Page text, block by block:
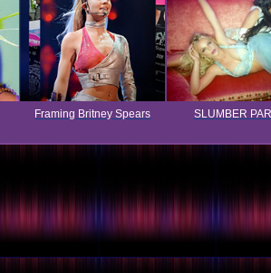
Framing Britney Spears SLUMBER